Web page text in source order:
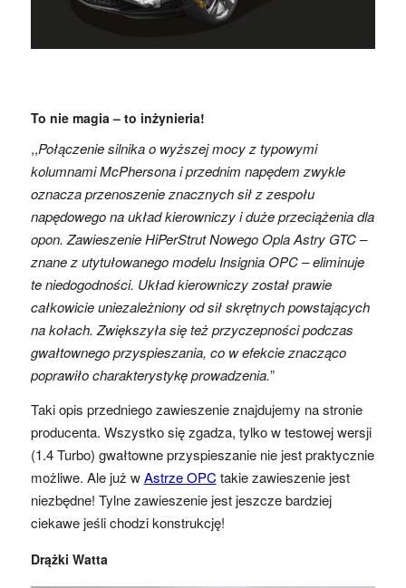
To nie magia – to inżynieria!
,,Połączenie silnika o wyższej mocy z typowymi
kolumnami McPhersona i przednim napędem zwykle
oznacza przenoszenie znacznych sił z zespołu
napędowego na układ kierowniczy i duże przeciążenia dla
opon. Zawieszenie HiPerStrut Nowego Opla Astry GTC –
znane z utytułowanego modelu Insignia OPC – eliminuje
te niedogodności. Układ kierowniczy został prawie
całkowicie uniezależniony od sił skrętnych powstających
na kołach. Zwiększyła się też przyczepności podczas
gwałtownego przyspieszania, co w efekcie znacząco
poprawiło charakterystykę prowadzenia.”
Taki opis przedniego zawieszenie znajdujemy na stronie
producenta. Wszystko się zgadza, tylko w testowej wersji
(1.4 Turbo) gwałtowne przyspieszanie nie jest praktycznie
możliwe. Ale już wAstrze OPC takie zawieszenie jest
niezbędne! Tylne zawieszenie jest jeszcze bardziej
ciekawe jeśli chodzi konstrukcję!
Drążki Watta